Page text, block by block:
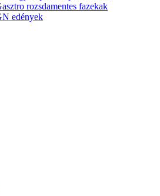
rozsdamentes fazekak
edények